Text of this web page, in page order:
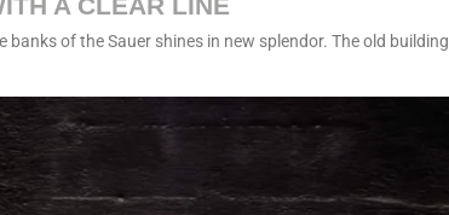
A CLEAR LINE
banks of the Sauer shines in new splendor. The old building